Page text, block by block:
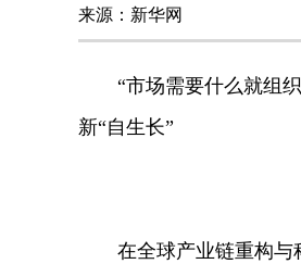
来源：新华网
“市场需要什么就组织
新“自生长”
在全球产业链重构与